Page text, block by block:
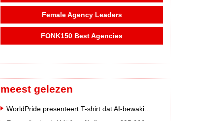
Female Agency Leaders
FONK150 Best Agencies
meest gelezen